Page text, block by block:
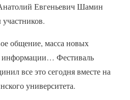
Евгеньевич Шамин
общение, масса новых
информации… Фестиваль
все это сегодня вместе на
университета.